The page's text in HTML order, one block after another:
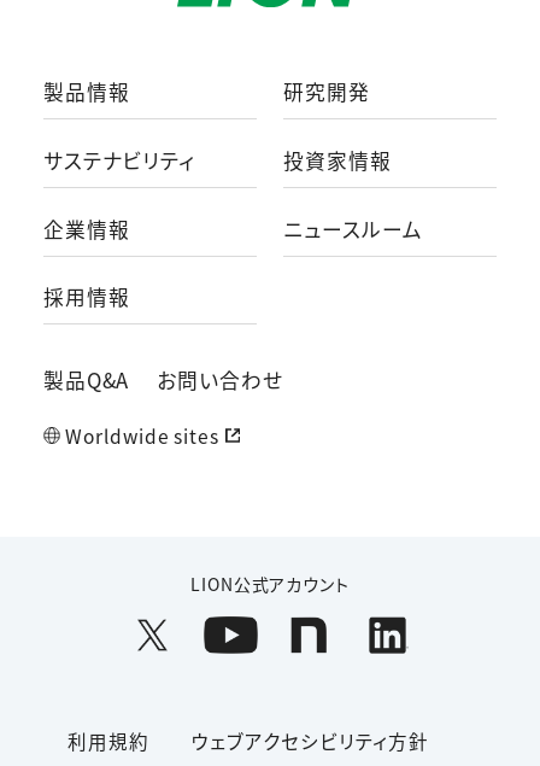
製品情報 研究開発
サステナビリティ 投資家情報
企業情報 ニュースルーム
採用情報
製品Q&A お問い合わせ
Worldwide sites
LION公式アカウント
利用規約 ウェブアクセシビリティ方針